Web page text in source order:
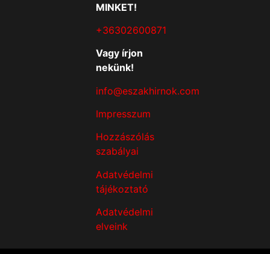
MINKET!
+36302600871
Vagy írjon
nekünk!
info@eszakhirnok.com
Impresszum
Hozzászólás
szabályai
Adatvédelmi
tájékoztató
Adatvédelmi
elveink